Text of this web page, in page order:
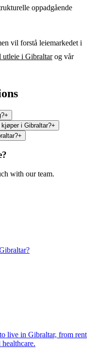
oppadgående
vil forstå leiemarkedet i
utleie i Gibraltarog vår
+
i Gibraltar?+
+
with our team.
live in Gibraltar, from rent